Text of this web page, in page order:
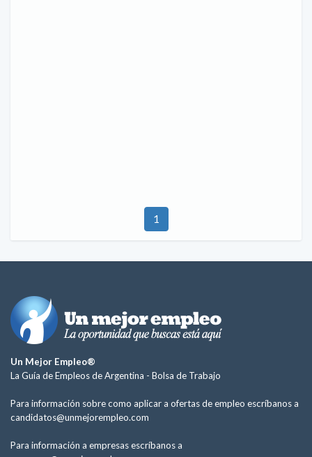
1
Un Mejor Empleo®
La Guía de Empleos de Argentina - Bolsa de Trabajo
Para información sobre como aplicar a ofertas de empleo escríbanos a
candidatos@unmejorempleo.com
Para información a empresas escríbanos a